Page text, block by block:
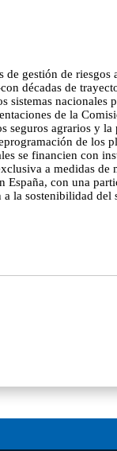
gestión de
décadas de
sistemas
de la
agrarios y
de los
se financien
a medidas
con una
la sostenibilidad